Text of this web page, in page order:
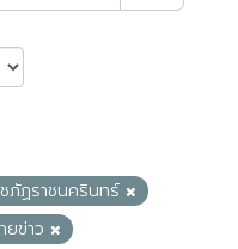
ภัฏราชนครินทร์
ยข่าว